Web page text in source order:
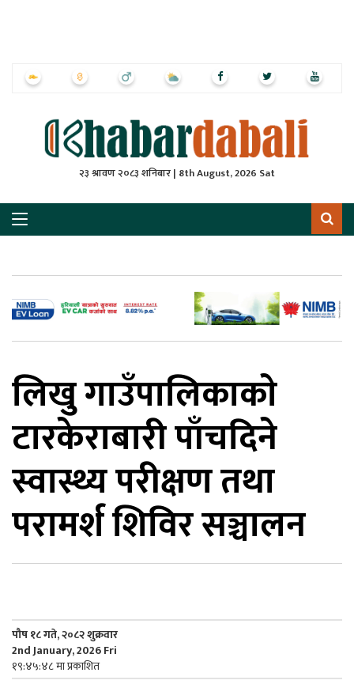
२३ श्रावण २०८३ शनिबार | 8th August, 2026 Sat
लिखु गाउँपालिकाकाे
टारकेराबारी पाँचदिने
स्वास्थ्य परीक्षण तथा
परामर्श शिविर सञ्चालन
पौष १८ गते, २०८२ शुक्रवार
2nd January, 2026 Fri
१९:४५:४८ मा प्रकाशित